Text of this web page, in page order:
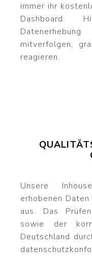
immer ihr
Dashboard.
mitverfolgen,
reagieren.
Unsere
erhobenen
aus. Das
sowie der
Deutschland